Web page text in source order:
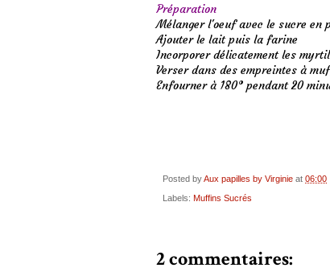
Préparation
Mélanger l'oeuf avec le sucre en
Ajouter le lait puis la farine
Incorporer délicatement les
Verser dans des empreintes à
Enfourner à 180° pendant 20
Posted byAux papilles by Virginie at 06:00
Labels: Muffins Sucrés
2 commentaires: